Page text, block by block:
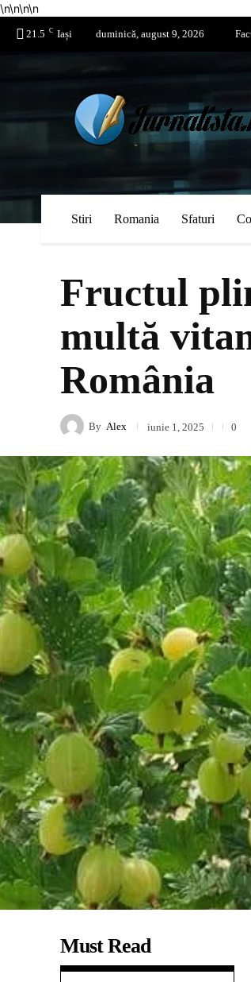
\n\n\n\n
21.5 C Iași duminică, august 9, 2026
Stiri Romania Sfaturi
Fructul
multă
România
By Alex iunie 1, 2025 0
Must Read